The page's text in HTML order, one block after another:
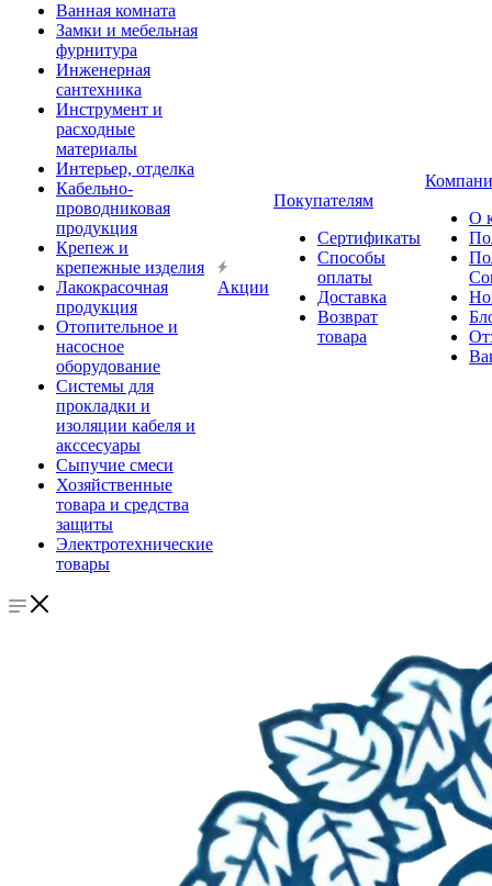
Ванная комната
Замки и мебельная
фурнитура
Инженерная
сантехника
Инструмент и
расходные
материалы
Интерьер, отделка
Кабельно-
проводниковая
продукция
Крепеж и
крепежные изделия
Лакокрасочная
продукция
Отопительное и
насосное
оборудование
Системы для
прокладки и
изоляции кабеля и
акссесуары
Сыпучие смеси
Хозяйственные
товара и средства
защиты
Электротехнические
товары
Акции
Покупателям
Сертификаты
Способы
оплаты
Доставка
Возврат
товара
О